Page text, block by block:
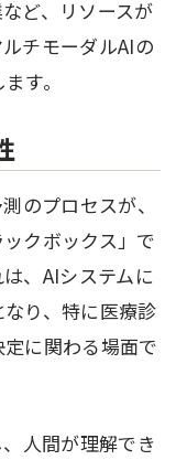
ど、リソースが
チモーダルAIの
す。
のプロセスが、
クボックス」で
、AIシステムに
り、特に医療診
に関わる場面で
人間が理解でき